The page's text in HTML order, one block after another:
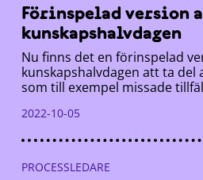
Förinspelad version
kunskapshalvdagen
Nu finns det en förinspelad
kunskapshalvdagen att ta del
som till exempel missade
2022-10-05
PROCESSLEDARE